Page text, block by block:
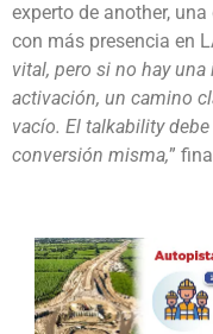
experto de another,
con más presencia en
vital, pero si no hay
activación, un camino
vacío. El talkability
conversión misma,”